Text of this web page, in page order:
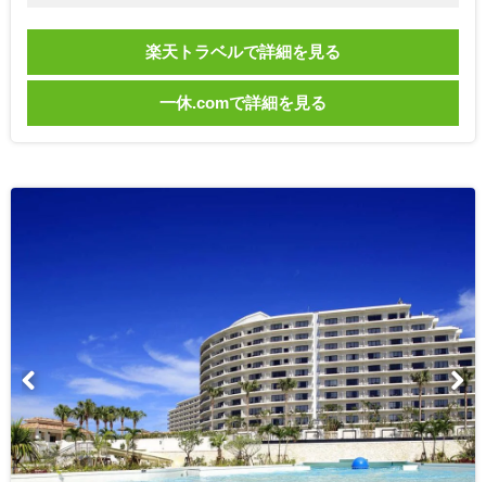
楽天トラベルで詳細を見る
一休.comで詳細を見る